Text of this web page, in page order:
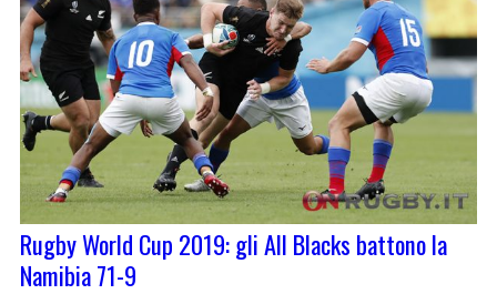
Rugby World Cup 2019: gli All Blacks battono la
Namibia 71-9